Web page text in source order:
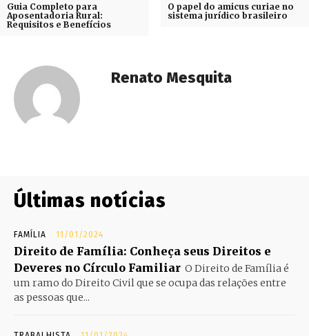
Guia Completo para
Aposentadoria Rural:
Requisitos e Benefícios
O papel do amicus curiae no
sistema jurídico brasileiro
Renato Mesquita
Últimas notícias
FAMÍLIA 11/01/2024
Direito de Família: Conheça seus Direitos e
Deveres no Círculo Familiar O Direito de Família é
um ramo do Direito Civil que se ocupa das relações entre
as pessoas que...